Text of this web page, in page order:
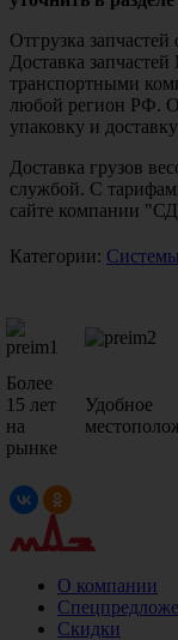
Отгрузка
Доставка
транспортными
любой регион РФ.
упаковку и
Доставка грузов
службой. С
сайте компании
Категории:
Более
15 лет
на
рынке
Удобное
О компании
Скидки